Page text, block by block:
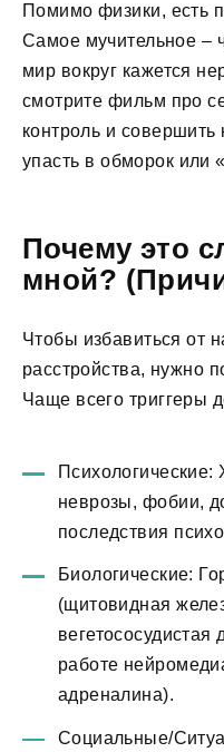
Помимо физики, есть
Самое мучительное –
мир вокруг кажется
смотрите фильм про
контроль и
упасть в обморок или
Почему это
мной?
Чтобы избавиться от
расстройства, нужно
Чаще всего триггеры
Психологические:
неврозы, фобии,
последствия
Биологические:
(щитовидная
работе
адреналина).
Социальные/